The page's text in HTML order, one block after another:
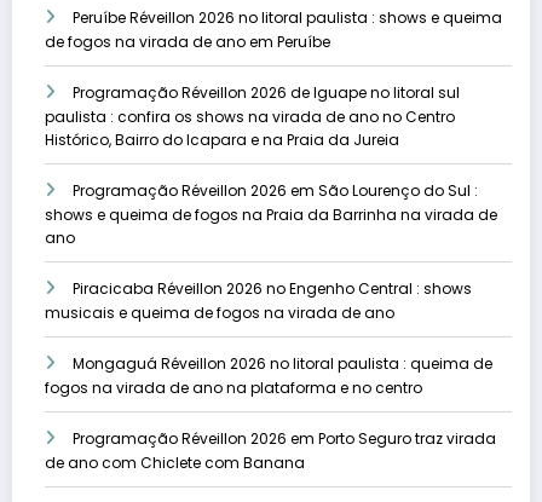
Peruíbe Réveillon 2026 no litoral paulista : shows e queima
de fogos na virada de ano em Peruíbe
Programação Réveillon 2026 de Iguape no litoral sul
paulista : confira os shows na virada de ano no Centro
Histórico, Bairro do Icapara e na Praia da Jureia
Programação Réveillon 2026 em São Lourenço do Sul :
shows e queima de fogos na Praia da Barrinha na virada de
ano
Piracicaba Réveillon 2026 no Engenho Central : shows
musicais e queima de fogos na virada de ano
Mongaguá Réveillon 2026 no litoral paulista : queima de
fogos na virada de ano na plataforma e no centro
Programação Réveillon 2026 em Porto Seguro traz virada
de ano com Chiclete com Banana